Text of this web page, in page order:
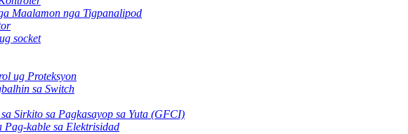
Maalamon nga Tigpanalipod
socket
ug Proteksyon
sa Switch
Sirkito sa Pagkasayop sa Yuta (GFCI)
Pag-kable sa Elektrisidad